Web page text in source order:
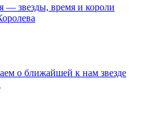
— звезды, время и короли
о ближайшей к нам звезде